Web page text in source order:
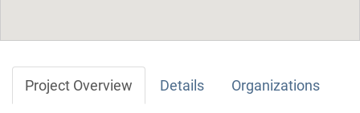
Project Overview Details Organizations